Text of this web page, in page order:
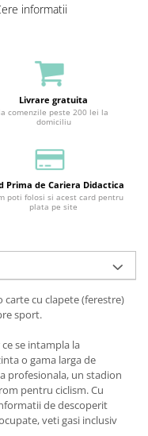
informatii
Livrare gratuita
la comenzile peste 200 lei la
domiciliu
Prima de Cariera Didactica
poti folosi si acest card pentru
plata pe site
carte cu clapete (ferestre)
sport.
se intampla la
o gama larga de
profesionala, un stadion
pentru ciclism. Cu
de descoperit
veti gasi inclusiv